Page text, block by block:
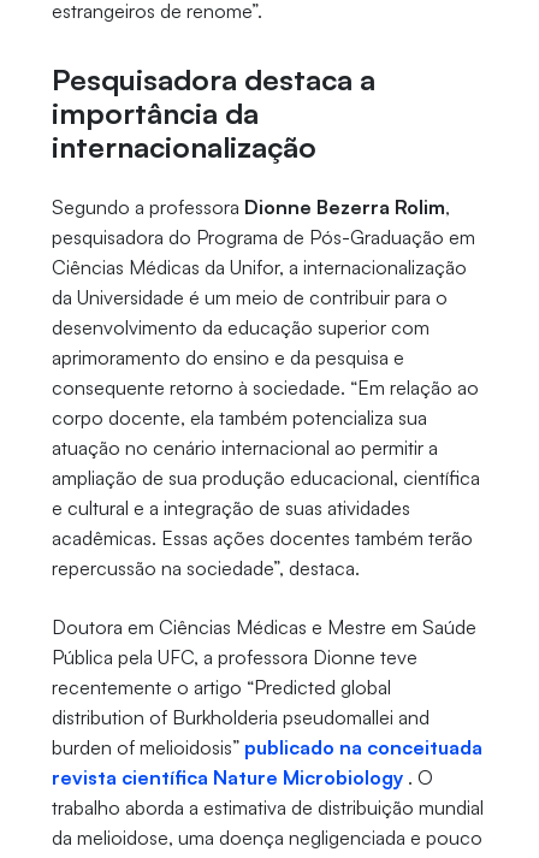
estrangeiros de renome”.
Pesquisadora destaca a
importância da
internacionalização
Segundo a professora Dionne Bezerra Rolim,
pesquisadora do Programa de Pós-Graduação em
Ciências Médicas da Unifor, a internacionalização
da Universidade é um meio de contribuir para o
desenvolvimento da educação superior com
aprimoramento do ensino e da pesquisa e
consequente retorno à sociedade. “Em relação ao
corpo docente, ela também potencializa sua
atuação no cenário internacional ao permitir a
ampliação de sua produção educacional, científica
e cultural e a integração de suas atividades
acadêmicas. Essas ações docentes também terão
repercussão na sociedade”, destaca.
Doutora em Ciências Médicas e Mestre em Saúde
Pública pela UFC, a professora Dionne teve
recentemente o artigo “Predicted global
distribution of Burkholderia pseudomallei and
burden of melioidosis” publicado na conceituada
revista científica Nature Microbiology . O
trabalho aborda a estimativa de distribuição mundial
da melioidose, uma doença negligenciada e pouco